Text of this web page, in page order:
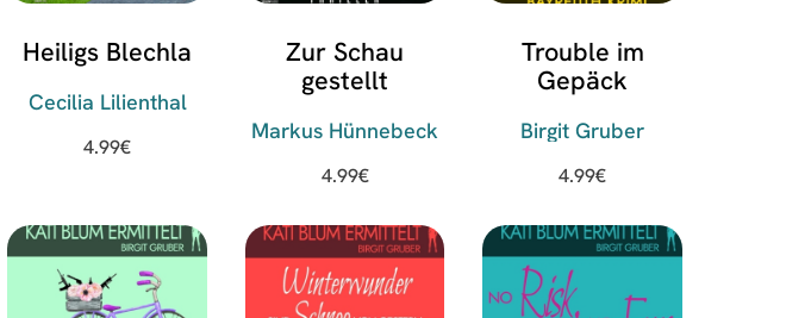
Heiligs Blechla
Cecilia Lilienthal
4.99€
Zur Schau
gestellt
Markus Hünnebeck
4.99€
Trouble im
Gepäck
Birgit Gruber
4.99€